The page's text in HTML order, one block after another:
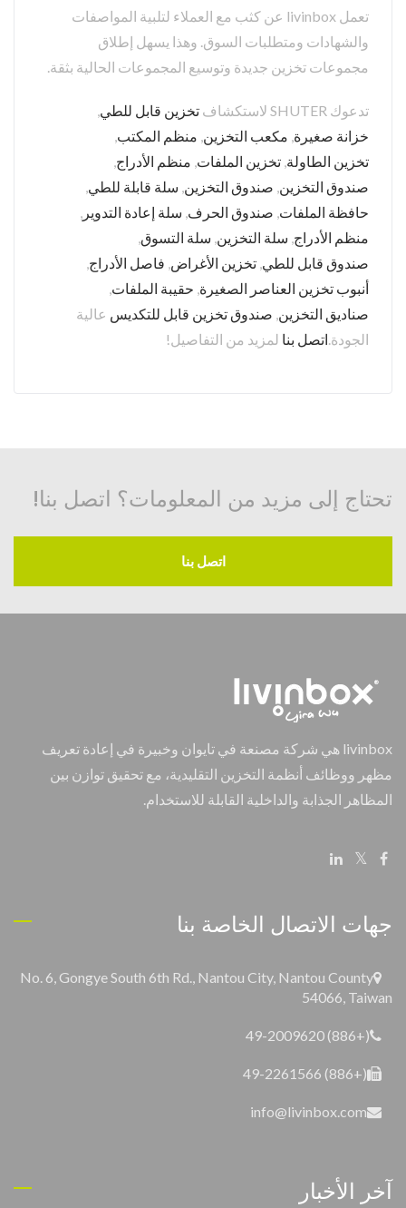
تعمل livinbox عن كثب مع العملاء لتلبية المواصفات
والشهادات ومتطلبات السوق. وهذا يسهل إطلاق
مجموعات تخزين جديدة وتوسيع المجموعات الحالية بثقة.
تدعوك SHUTER لاستكشاف تخزين قابل للطي,
خزانة صغيرة, مكعب التخزين, منظم المكتب,
تخزين الطاولة, تخزين الملفات, منظم الأدراج,
صندوق التخزين, صندوق التخزين, سلة قابلة للطي,
حافظة الملفات, صندوق الحرف, سلة إعادة التدوير ,
منظم الأدراج, سلة التخزين, سلة التسوق,
صندوق قابل للطي, تخزين الأغراض, فاصل الأدراج,
أنبوب تخزين العناصر الصغيرة, حقيبة الملفات,
صناديق التخزين, صندوق تخزين قابل للتكديس عالية
الجودة.اتصل بنا لمزيد من التفاصيل!
تحتاج إلى مزيد من المعلومات؟ اتصل بنا!
اتصل بنا
livinbox هي شركة مصنعة في تايوان وخبيرة في إعادة تعريف
مظهر ووظائف أنظمة التخزين التقليدية، مع تحقيق توازن بين
المظاهر الجذابة والداخلية القابلة للاستخدام.
جهات الاتصال الخاصة بنا
No. 6, Gongye South 6th Rd., Nantou City, Nantou County
54066, Taiwan
(+886) 49-2009620
(+886) 49-2261566
info@livinbox.com
آخر الأخبار